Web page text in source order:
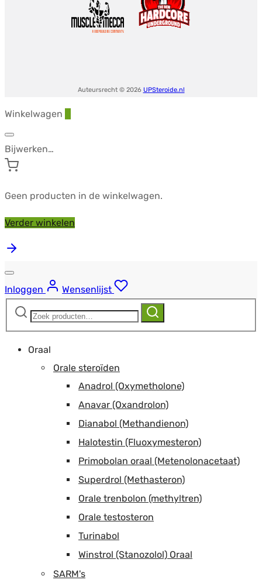
Auteursrecht © 2026 UPSteroide.nl
Winkelwagen
Bijwerken…
Geen producten in de winkelwagen.
Verder winkelen
Inloggen
Wensenlijst
Zoeken
Zoeken
Oraal
Orale steroïden
Anadrol (Oxymetholone)
Anavar (Oxandrolon)
Dianabol (Methandienon)
Halotestin (Fluoxymesteron)
Primobolan oraal (Metenolonacetaat)
Superdrol (Methasteron)
Orale trenbolon (methyltren)
Orale testosteron
Turinabol
Winstrol (Stanozolol) Oraal
SARM's